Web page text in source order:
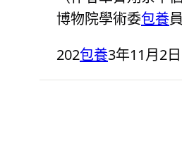
博物院學術委包養
202包養3年11月2